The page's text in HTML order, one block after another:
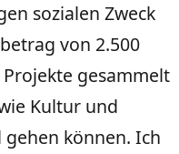
sozialen Zweck
von 2.500
gesammelt
Kultur und
können. Ich